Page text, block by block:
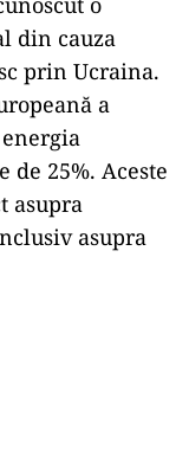
din cauza
prin Ucraina.
a
25%. Aceste
asupra
asupra